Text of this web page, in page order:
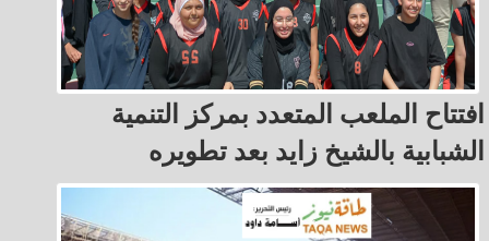
افتتاح الملعب المتعدد بمركز التنمية
الشبابية بالشيخ زايد بعد تطويره